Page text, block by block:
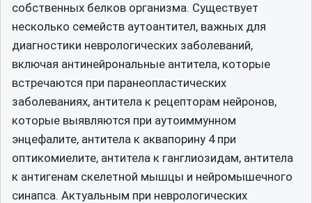
собственных белков организма. Существует
несколько семейств аутоантител, важных для
диагностики неврологических заболеваний,
включая антинейрональные антитела, которые
встречаются при паранеопластических
заболеваниях, антитела к рецепторам нейронов,
которые выявляются при аутоиммунном
энцефалите, антитела к аквапорину 4 при
оптикомиелите, антитела к ганглиозидам, антитела
к антигенам скелетной мышцы и нейромышечного
синапса. Актуальным при неврологических